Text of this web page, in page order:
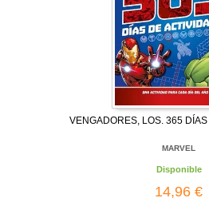
VENGADORES, LOS. 365
MARVEL
Disponible
14,96 €